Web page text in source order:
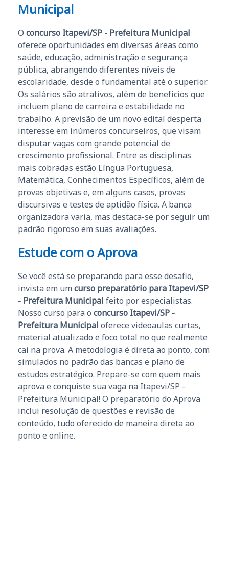
Municipal
O concurso Itapevi/SP - Prefeitura Municipal
oferece oportunidades em diversas áreas como
saúde, educação, administração e segurança
pública, abrangendo diferentes níveis de
escolaridade, desde o fundamental até o superior.
Os salários são atrativos, além de benefícios que
incluem plano de carreira e estabilidade no
trabalho. A previsão de um novo edital desperta
interesse em inúmeros concurseiros, que visam
disputar vagas com grande potencial de
crescimento profissional. Entre as disciplinas
mais cobradas estão Língua Portuguesa,
Matemática, Conhecimentos Específicos, além de
provas objetivas e, em alguns casos, provas
discursivas e testes de aptidão física. A banca
organizadora varia, mas destaca-se por seguir um
padrão rigoroso em suas avaliações.
Estude com o Aprova
Se você está se preparando para esse desafio,
invista em um curso preparatório para Itapevi/SP
- Prefeitura Municipal feito por especialistas.
Nosso curso para o concurso Itapevi/SP -
Prefeitura Municipal oferece videoaulas curtas,
material atualizado e foco total no que realmente
cai na prova. A metodologia é direta ao ponto, com
simulados no padrão das bancas e plano de
estudos estratégico. Prepare-se com quem mais
aprova e conquiste sua vaga na Itapevi/SP -
Prefeitura Municipal! O preparatório do Aprova
inclui resolução de questões e revisão de
conteúdo, tudo oferecido de maneira direta ao
ponto e online.